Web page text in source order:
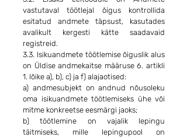
vastutaval töötlejal õigus kontrollida
esitatud andmete täpsust, kasutades
avalikult kergesti kätte saadavaid
registreid.
3.3. Isikuandmete töötlemise õiguslik alus
on Üldise andmekaitse määruse 6. artikli
1. lõike a), b), c) ja f) alajaotised:
a) andmesubjekt on andnud nõusoleku
oma isikuandmete töötlemiseks ühe või
mitme konkreetse eesmärgi jaoks;
b) töötlemine on vajalik lepingu
täitmiseks, mille lepingupool on